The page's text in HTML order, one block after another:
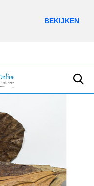
BEKIJKEN